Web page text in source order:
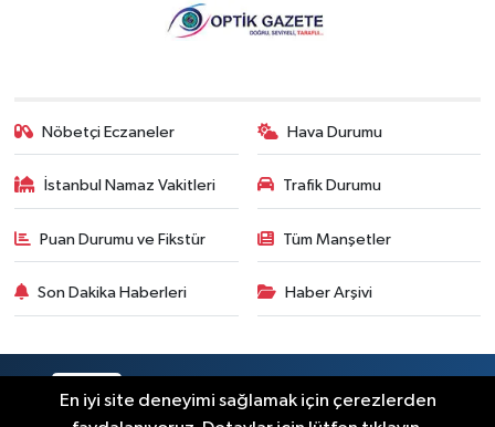
Nöbetçi Eczaneler Hava Durumu
İstanbul Namaz Vakitleri Trafik Durumu
Puan Durumu ve Fikstür Tüm Manşetler
Son Dakika Haberleri Haber Arşivi
RSS Copyright © 2026. Her hakkı saklıdır.
En iyi site deneyimi sağlamak için çerezlerden